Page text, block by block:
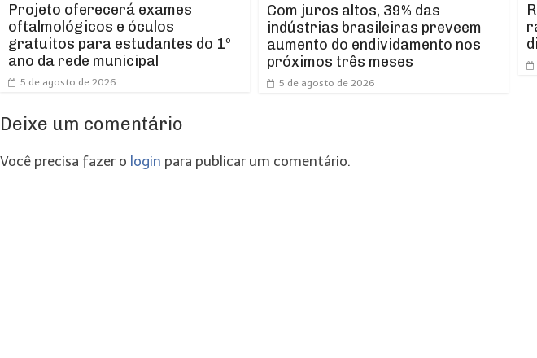
Projeto oferecerá exames
oftalmológicos e óculos
gratuitos para estudantes do 1º
ano da rede municipal
5 de agosto de 2026
Com juros altos, 39% das
indústrias brasileiras preveem
aumento do endividamento nos
próximos três meses
5 de agosto de 2026
Deixe um comentário
Você precisa fazer o login para publicar um comentário.